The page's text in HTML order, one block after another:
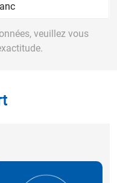
veuillez vous